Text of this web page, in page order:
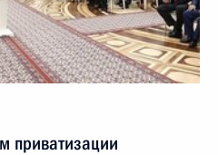
приватизации